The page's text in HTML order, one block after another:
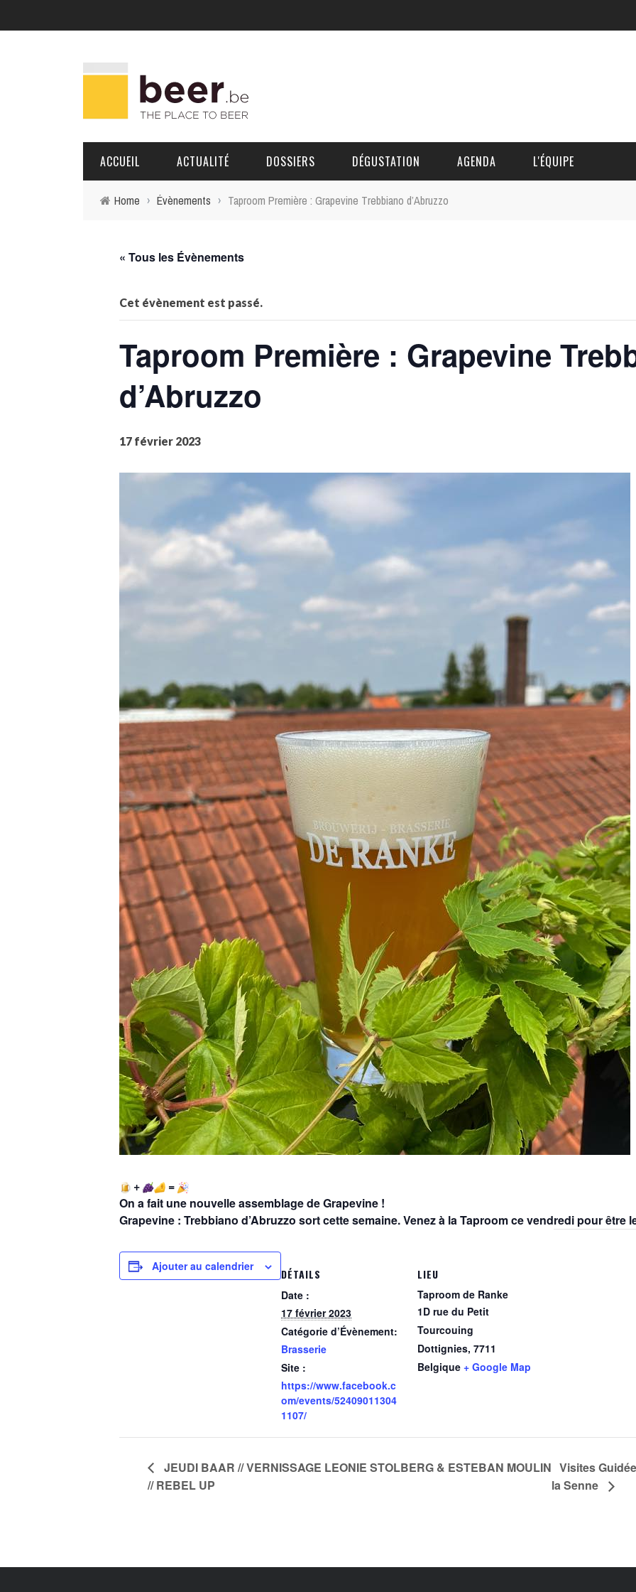
ACCUEIL ACTUALITÉ DOSSIERS DÉGUSTATION AGENDA L'ÉQUIPE
JEREMY KUPROWSKI
Home › Évènements › Taproom Première : Grapevine Trebbiano d’Abruzzo
« Tous les Évènements
Cet évènement est passé.
Taproom Première : Grapevine
d’Abruzzo
17 février 2023
+
=
On a fait une nouvelle assemblage de Grapevine !
Grapevine : Trebbiano d’Abruzzo sort cette semaine. Venez à la Taproom ce vendredi pour être
Ajouter au calendrier
DÉTAILS
Date :
17 février 2023
Catégorie d’Évènement:
Brasserie
Site :
https://www.facebook.c
om/events/52409011304
1107/
LIEU
Taproom de Ranke
1D rue du Petit
Tourcouing
Dottignies, 7711
Belgique + Google Map
JEUDI BAAR // VERNISSAGE LEONIE STOLBERG & ESTEBAN MOULIN
// REBEL UP
Visites
la Senne